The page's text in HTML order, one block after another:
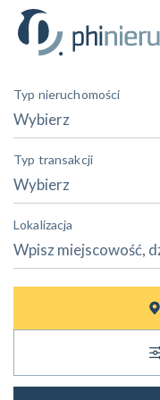
Typ nieruchomości
Wybierz
Typ transakcji
Wybierz
Lokalizacja
Cena